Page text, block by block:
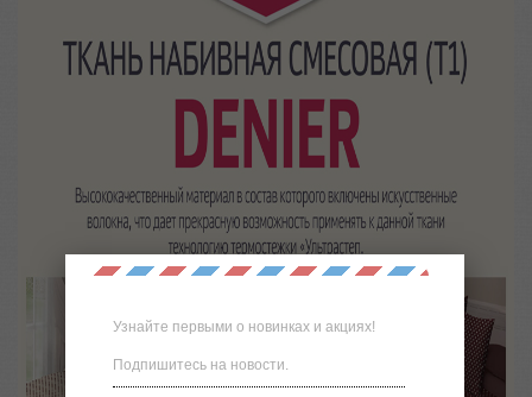
Узнайте первыми о новинках и акциях!
Подпишитесь на новости.